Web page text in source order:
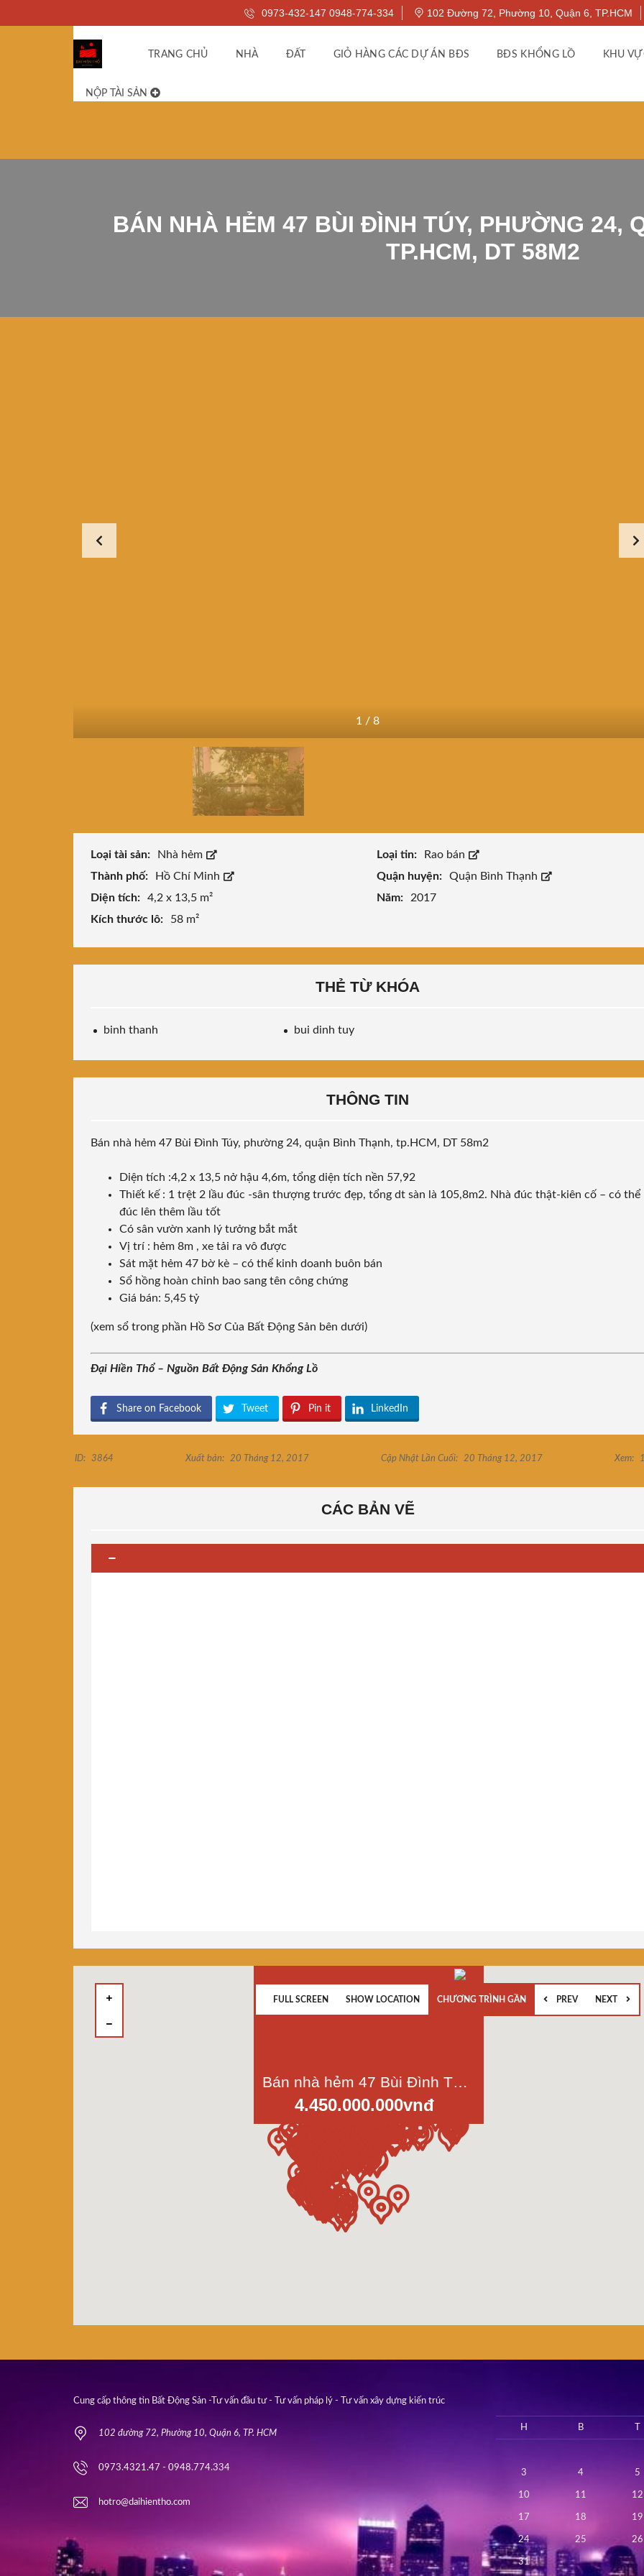
0973-432-147 0948-774-334 102 Đường 72, Phường 10, Quận 6, TP.HCM
TRANG CHỦ NHÀ ĐẤT GIỎ HÀNG CÁC DỰ ÁN BĐS BĐS KHỔNG LỒ KHU
NỘP TÀI SẢN
BÁN NHÀ HẺM 47 BÙI ĐÌNH TÚY, PHƯỜNG 24,
TP.HCM, DT 58M2
1 / 8
Loại tài sản: Nhà hẻm Loại tin:
Rao bán
Thành phố:
Hồ Chí Minh Quận huyện:
Quận Bình Thạnh
Diện tích:
4,2 x 13,5 m² Năm:
2017
Kích thước lô:
58 m²
THẺ TỪ KHÓA
binh thanh bui dinh tuy
THÔNG TIN
Bán nhà hẻm 47 Bùi Đình Túy, phường 24, quận Bình Thạnh, tp.HCM, DT 58m2
Diện tích :4,2 x 13,5 nở hậu 4,6m, tổng diện tích nền 57,92
Thiết kế : 1 trệt 2 lầu đúc -sân thượng trước đẹp, tổng dt sàn là 105,8m2. Nhà đúc thật-kiên cố – có thể
đúc lên thêm lầu tốt
Có sân vườn xanh lý tưởng bắt mắt
Vị trí : hẻm 8m , xe tải ra vô được
Sát mặt hẻm 47 bờ kè – có thể kinh doanh buôn bán
Sổ hồng hoàn chỉnh bao sang tên công chứng
Giá bán: 5,45 tỷ
(xem sổ trong phần Hồ Sơ Của Bất Động Sản bên dưới)
Đại Hiền Thổ – Nguồn Bất Động Sản Khổng Lồ
Share on Facebook Tweet Pin it LinkedIn
ID: 3864 Xuất bản: 20 Tháng 12, 2017 Cập Nhật Lần Cuối: 20 Tháng 12, 2017 Xem:
CÁC BẢN VẼ
Bán nhà hẻm 47 Bùi Đình Túy, phường 24, quận Bình Thạnh, tp.HCM, DT 58m2
4.450.000.000vnđ
FULL SCREEN SHOW LOCATION CHƯƠNG TRÌNH GẦN PREV NEXT
Cung cấp thông tin Bất Động Sản -Tư vấn đầu tư - Tư vấn pháp lý - Tư vấn xây dựng kiến trúc
102 đường 72, Phường 10, Quận 6, TP. HCM
0973.4321.47 - 0948.774.334
hotro@daihientho.com
H B
3 4 5
10 11 12
17 18 19
24 25 26
31